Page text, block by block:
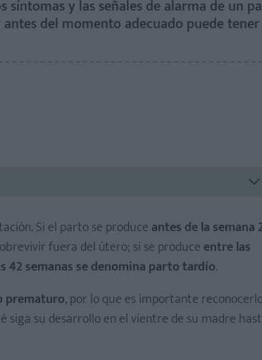
y las señales de alarma de un
del momento adecuado puede tener
Si el parto se produce antes de la semana
fuera del útero; si se produce entre las
42 semanas se denomina parto tardío.
prematuro, por lo que es importante
su desarrollo en el vientre de su madre